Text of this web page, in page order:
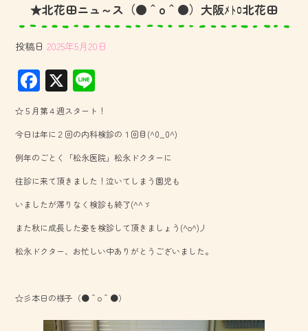
★北花田ニュ～ス（●＾o＾●）大阪ﾒﾄﾛ北花田
投稿日 2025年5月20日
F
ac
e
b
o
ok
X
ne
☆５月第４週スタート！
今日は年に２回の内科検診の１回目(^0_0^)
例年のごとく「松永医院」松永ドクターに
往診に来て頂きました！泣いてしまう園児も
いましたが滞りなく検診も終了(^^ゞ
また秋に成長した姿を検診して頂きましょう(^o^)丿
松永ドクター、お忙しい中ありがとうございました。
☆彡本日の様子（●＾o＾●）